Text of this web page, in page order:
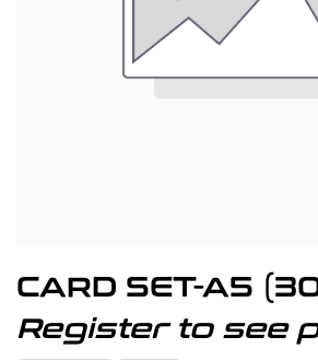
CARD SET-A5
Register to see